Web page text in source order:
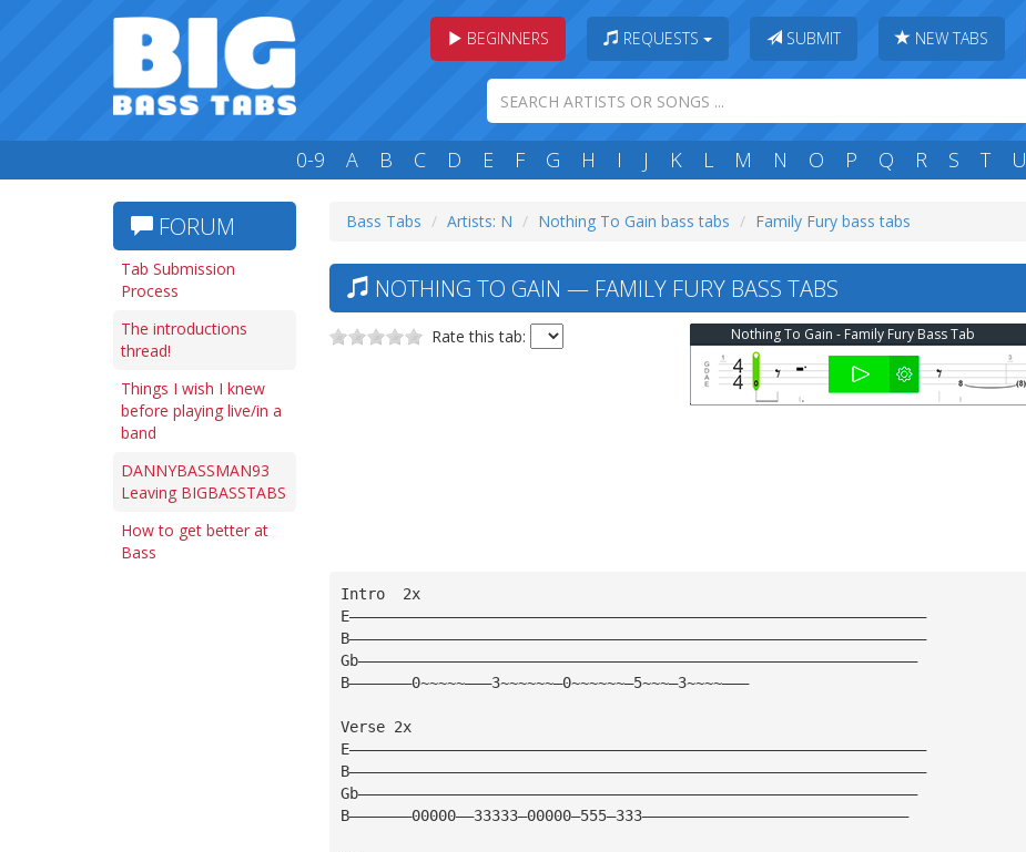
BEGINNERS REQUESTS SUBMIT NEW TABS
0-9 A B C D E F G H I J K L M N O P Q R S T U
FORUM
Tab Submission
Process
The introductions
thread!
Things I wish I knew
before playing live/in a
band
DANNYBASSMAN93
Leaving BIGBASSTABS
How to get better at
Bass
Bass Tabs Artists: N Nothing To Gain bass tabs Family Fury bass tabs
NOTHING TO GAIN — FAMILY FURY BASS TABS
Rate this tab: Nothing To Gain - Family Fury Bass Tab
Intro  2x
E—————————————————————————————————————————————————————————————————
B—————————————————————————————————————————————————————————————————
Gb———————————————————————————————————————————————————————————————
B———————0~~~~~———3~~~~~~—0~~~~~~—5~~~—3~~~~———
Verse 2x
E—————————————————————————————————————————————————————————————————
B—————————————————————————————————————————————————————————————————
Gb———————————————————————————————————————————————————————————————
B———————00000——33333—00000—555—333——————————————————————————————